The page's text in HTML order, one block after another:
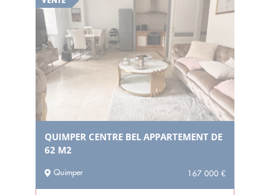
QUIMPER CENTRE BEL APPARTEMENT DE
62 M2
Quimper 167 000 €